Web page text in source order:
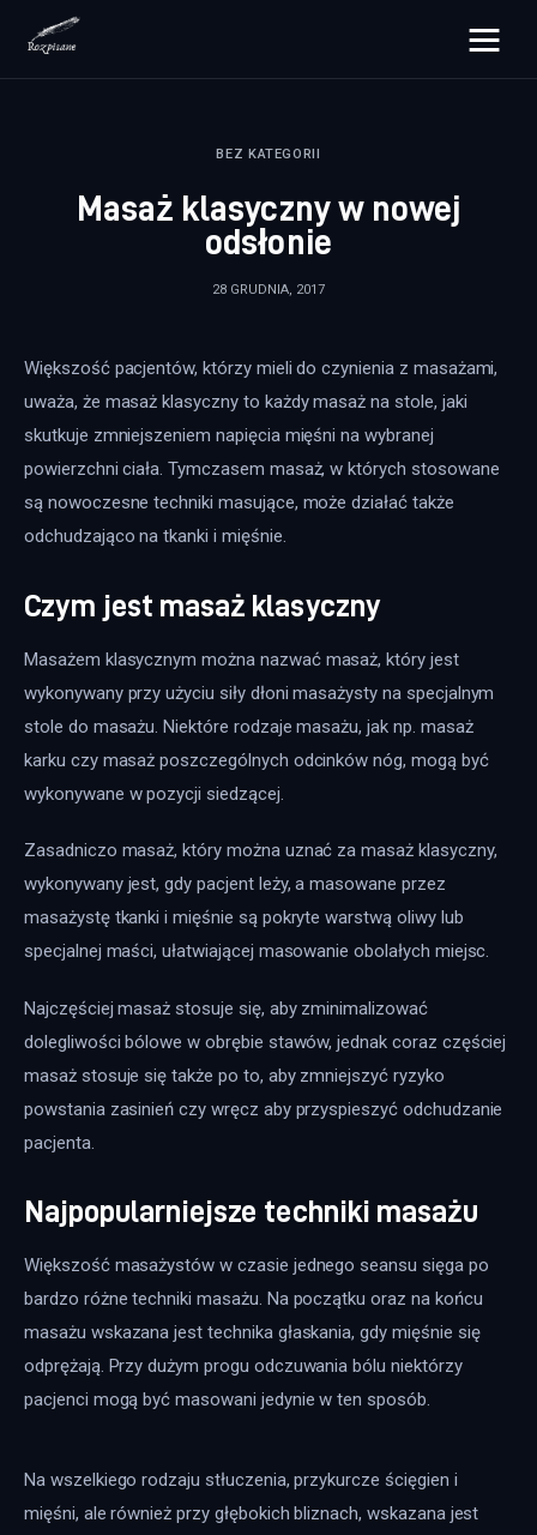
rozpisane.pl
Zdrowie
Więcej
BEZ KATEGORII
Masaż klasyczny w nowej
odsłonie
28 GRUDNIA, 2017
Większość pacjentów, którzy mieli do czynienia z masażami,
uważa, że masaż klasyczny to każdy masaż na stole, jaki
skutkuje zmniejszeniem napięcia mięśni na wybranej
powierzchni ciała. Tymczasem masaż, w których stosowane
są nowoczesne techniki masujące, może działać także
odchudzająco na tkanki i mięśnie.
Czym jest masaż klasyczny
Masażem klasycznym można nazwać masaż, który jest
wykonywany przy użyciu siły dłoni masażysty na specjalnym
stole do masażu. Niektóre rodzaje masażu, jak np. masaż
karku czy masaż poszczególnych odcinków nóg, mogą być
wykonywane w pozycji siedzącej.
Zasadniczo masaż, który można uznać za masaż klasyczny,
wykonywany jest, gdy pacjent leży, a masowane przez
masażystę tkanki i mięśnie są pokryte warstwą oliwy lub
specjalnej maści, ułatwiającej masowanie obolałych miejsc.
Najczęściej masaż stosuje się, aby zminimalizować
dolegliwości bólowe w obrębie stawów, jednak coraz częściej
masaż stosuje się także po to, aby zmniejszyć ryzyko
powstania zasinień czy wręcz aby przyspieszyć odchudzanie
pacjenta.
Najpopularniejsze techniki masażu
Większość masażystów w czasie jednego seansu sięga po
bardzo różne techniki masażu. Na początku oraz na końcu
masażu wskazana jest technika głaskania, gdy mięśnie się
odprężają. Przy dużym progu odczuwania bólu niektórzy
pacjenci mogą być masowani jedynie w ten sposób.
Na wszelkiego rodzaju stłuczenia, przykurcze ścięgien i
mięśni, ale również przy głębokich bliznach, wskazana jest